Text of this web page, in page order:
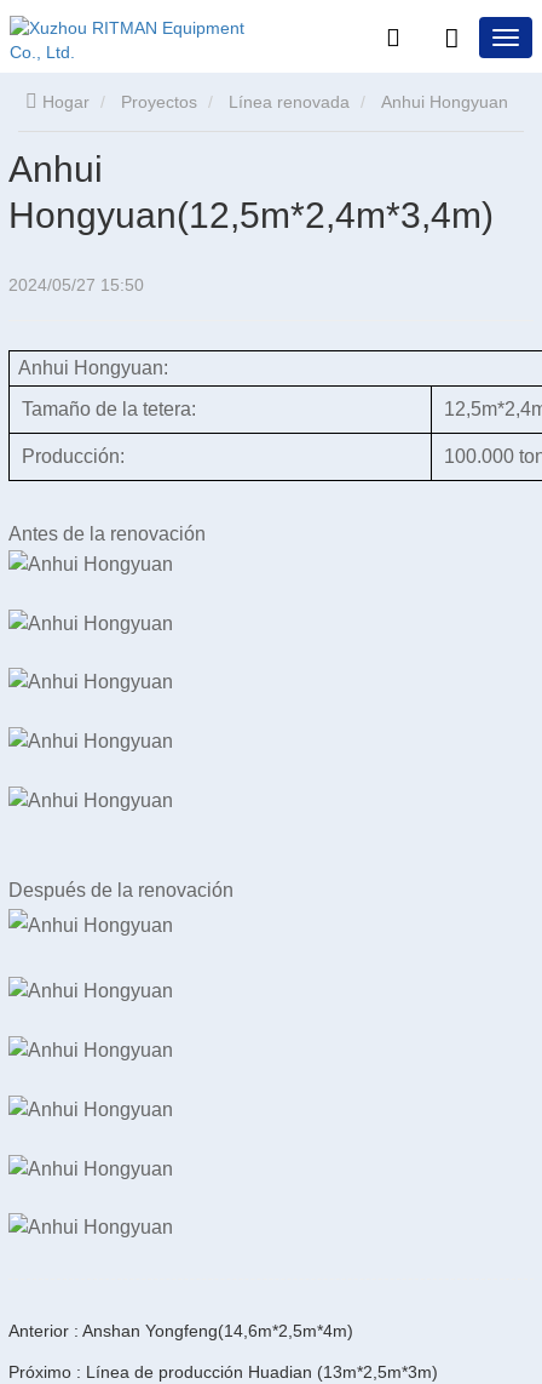
Hogar Proyectos Línea renovada
(12.5m*2.4m*3.4m)
Anhui
Hongyuan(12,5m*2,4m*3,4m)
2024/05/27 15:50
Anhui Hongyuan:
Tamaño de la tetera:
Producción: 100.000
Antes de la renovación
Después de la renovación
Anterior : Anshan Yongfeng(14,6m*2,5m*4m)
Próximo : Línea de producción Huadian (13m*2,5m*3m)